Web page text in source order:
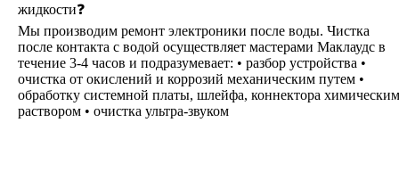
жидкости❓
Мы производим ремонт электроники после воды. Чистка
после контакта с водой осуществляет мастерами Маклаудс в
течение 3-4 часов и подразумевает: • разбор устройства •
очистка от окислений и коррозий механическим путем •
обработку системной платы, шлейфа, коннектора химическим
раствором • очистка ультра-звуком